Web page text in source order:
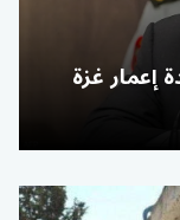
إعمار غزة